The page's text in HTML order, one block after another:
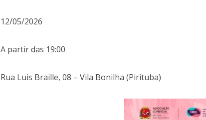
12/05/2026
A partir das 19:00
Rua Luis Braille, 08 – Vila Bonilha (Pirituba)